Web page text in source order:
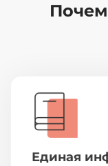
Единая